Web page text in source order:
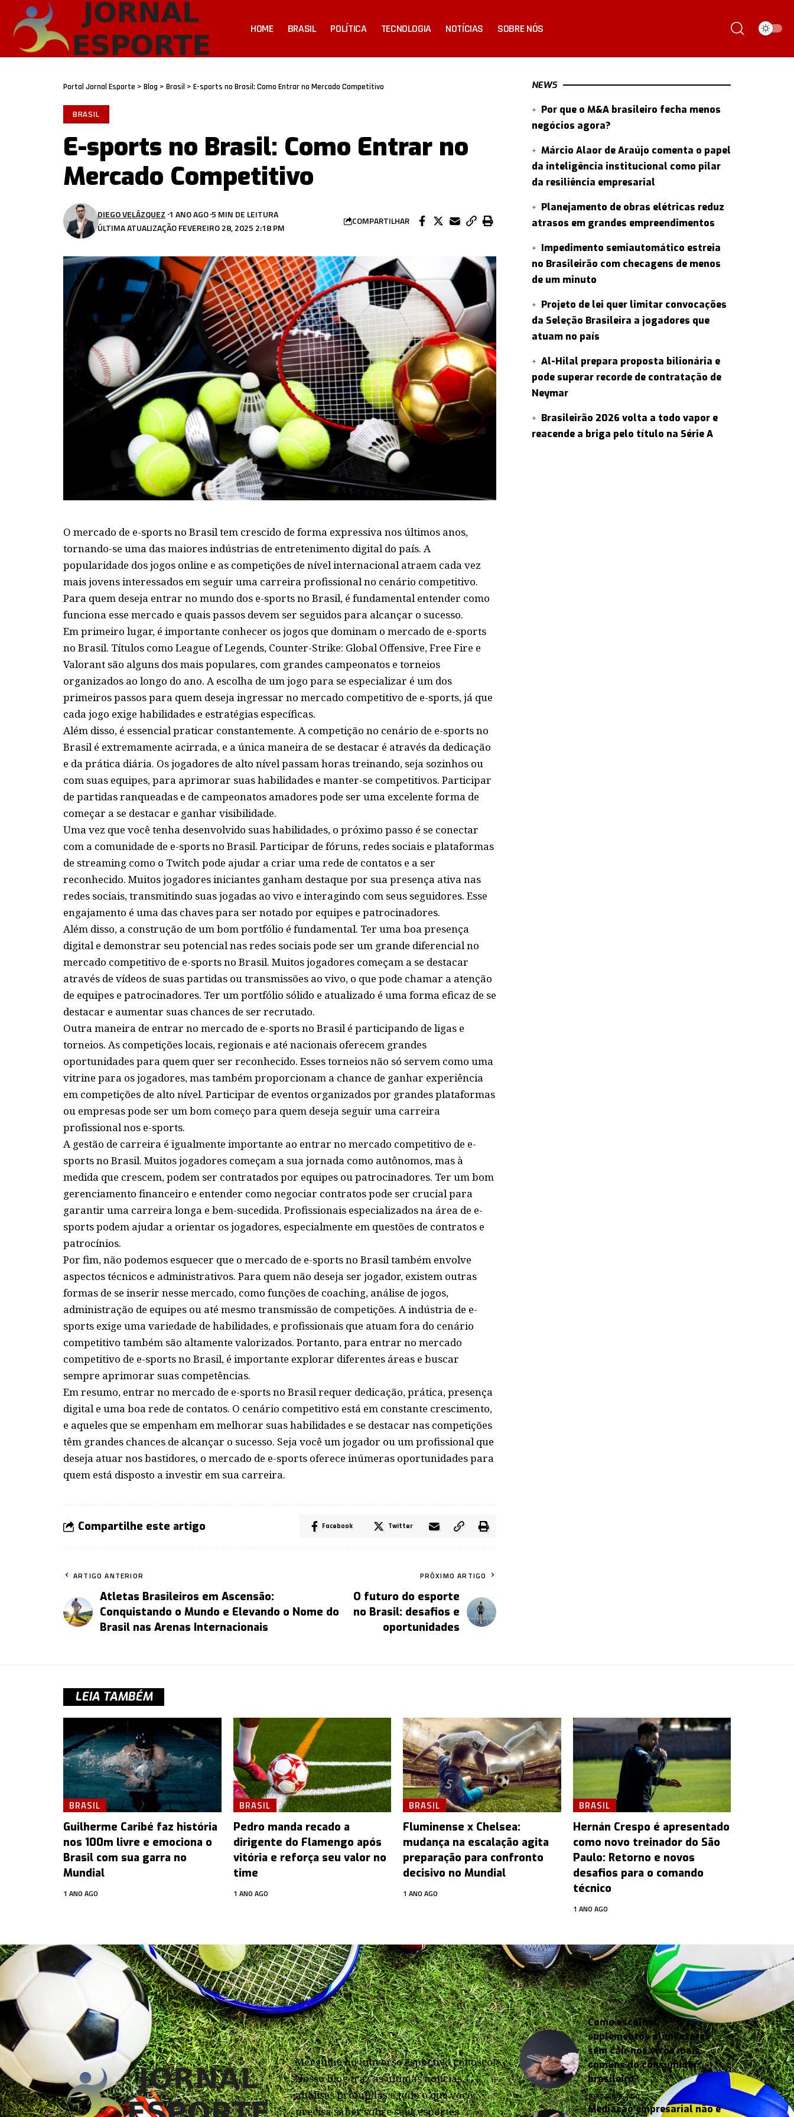
HOME BRASIL POLÍTICA TECNOLOGIA NOTÍCIAS SOBRE NÓS
Portal Jornal Esporte > Blog > Brasil > E-sports no Brasil: Como Entrar no Mercado Competitivo
BRASIL
E-sports no Brasil: Como Entrar no
Mercado Competitivo
ÚLTIMA ATUALIZAÇÃO FEVEREIRO 28, 2025 2:18 PM
DIEGO VELÁZQUEZ 1 ANO AGO 5 MIN DE LEITURA
COMPARTILHAR
O mercado de e-sports no Brasil tem crescido de forma expressiva nos últimos anos,
tornando-se uma das maiores indústrias de entretenimento digital do país. A
popularidade dos jogos online e as competições de nível internacional atraem cada vez
mais jovens interessados em seguir uma carreira profissional no cenário competitivo.
Para quem deseja entrar no mundo dos e-sports no Brasil, é fundamental entender como
funciona esse mercado e quais passos devem ser seguidos para alcançar o sucesso.
Em primeiro lugar, é importante conhecer os jogos que dominam o mercado de e-sports
no Brasil. Títulos como League of Legends, Counter-Strike: Global Offensive, Free Fire e
Valorant são alguns dos mais populares, com grandes campeonatos e torneios
organizados ao longo do ano. A escolha de um jogo para se especializar é um dos
primeiros passos para quem deseja ingressar no mercado competitivo de e-sports, já que
cada jogo exige habilidades e estratégias específicas.
Além disso, é essencial praticar constantemente. A competição no cenário de e-sports no
Brasil é extremamente acirrada, e a única maneira de se destacar é através da dedicação
e da prática diária. Os jogadores de alto nível passam horas treinando, seja sozinhos ou
com suas equipes, para aprimorar suas habilidades e manter-se competitivos. Participar
de partidas ranqueadas e de campeonatos amadores pode ser uma excelente forma de
começar a se destacar e ganhar visibilidade.
Uma vez que você tenha desenvolvido suas habilidades, o próximo passo é se conectar
com a comunidade de e-sports no Brasil. Participar de fóruns, redes sociais e plataformas
de streaming como o Twitch pode ajudar a criar uma rede de contatos e a ser
reconhecido. Muitos jogadores iniciantes ganham destaque por sua presença ativa nas
redes sociais, transmitindo suas jogadas ao vivo e interagindo com seus seguidores. Esse
engajamento é uma das chaves para ser notado por equipes e patrocinadores.
Além disso, a construção de um bom portfólio é fundamental. Ter uma boa presença
digital e demonstrar seu potencial nas redes sociais pode ser um grande diferencial no
mercado competitivo de e-sports no Brasil. Muitos jogadores começam a se destacar
através de vídeos de suas partidas ou transmissões ao vivo, o que pode chamar a atenção
de equipes e patrocinadores. Ter um portfólio sólido e atualizado é uma forma eficaz de se
destacar e aumentar suas chances de ser recrutado.
Outra maneira de entrar no mercado de e-sports no Brasil é participando de ligas e
torneios. As competições locais, regionais e até nacionais oferecem grandes
oportunidades para quem quer ser reconhecido. Esses torneios não só servem como uma
vitrine para os jogadores, mas também proporcionam a chance de ganhar experiência
em competições de alto nível. Participar de eventos organizados por grandes plataformas
ou empresas pode ser um bom começo para quem deseja seguir uma carreira
profissional nos e-sports.
A gestão de carreira é igualmente importante ao entrar no mercado competitivo de e-
sports no Brasil. Muitos jogadores começam a sua jornada como autônomos, mas à
medida que crescem, podem ser contratados por equipes ou patrocinadores. Ter um bom
gerenciamento financeiro e entender como negociar contratos pode ser crucial para
garantir uma carreira longa e bem-sucedida. Profissionais especializados na área de e-
sports podem ajudar a orientar os jogadores, especialmente em questões de contratos e
patrocínios.
Por fim, não podemos esquecer que o mercado de e-sports no Brasil também envolve
aspectos técnicos e administrativos. Para quem não deseja ser jogador, existem outras
formas de se inserir nesse mercado, como funções de coaching, análise de jogos,
administração de equipes ou até mesmo transmissão de competições. A indústria de e-
sports exige uma variedade de habilidades, e profissionais que atuam fora do cenário
competitivo também são altamente valorizados. Portanto, para entrar no mercado
competitivo de e-sports no Brasil, é importante explorar diferentes áreas e buscar
sempre aprimorar suas competências.
Em resumo, entrar no mercado de e-sports no Brasil requer dedicação, prática, presença
digital e uma boa rede de contatos. O cenário competitivo está em constante crescimento,
e aqueles que se empenham em melhorar suas habilidades e se destacar nas competições
têm grandes chances de alcançar o sucesso. Seja você um jogador ou um profissional que
deseja atuar nos bastidores, o mercado de e-sports oferece inúmeras oportunidades para
quem está disposto a investir em sua carreira.
Compartilhe este artigo Facebook Twitter
ARTIGO ANTERIOR
Atletas Brasileiros em Ascensão:
Conquistando o Mundo e Elevando o Nome do
Brasil nas Arenas Internacionais
PRÓXIMO ARTIGO
O futuro do esporte
no Brasil: desafios e
oportunidades
NEWS
Por que o M&A brasileiro fecha menos
negócios agora?
Márcio Alaor de Araújo comenta o papel
da inteligência institucional como pilar
da resiliência empresarial
Planejamento de obras elétricas reduz
atrasos em grandes empreendimentos
Impedimento semiautomático estreia
no Brasileirão com checagens de menos
de um minuto
Projeto de lei quer limitar convocações
da Seleção Brasileira a jogadores que
atuam no país
Al-Hilal prepara proposta bilionária e
pode superar recorde de contratação de
Neymar
Brasileirão 2026 volta a todo vapor e
reacende a briga pelo título na Série A
LEIA TAMBÉM
BRASIL
Guilherme Caribé faz história
nos 100m livre e emociona o
Brasil com sua garra no
Mundial
1 ANO AGO
BRASIL
Pedro manda recado a
dirigente do Flamengo após
vitória e reforça seu valor no
time
1 ANO AGO
BRASIL
Fluminense x Chelsea:
mudança na escalação agita
preparação para confronto
decisivo no Mundial
1 ANO AGO
BRASIL
Hernán Crespo é apresentado
como novo treinador do São
Paulo: Retorno e novos
desafios para o comando
técnico
1 ANO AGO
Mergulhe no universo esportivo conosco!
Nosso blog traz as últimas notícias,
análises profundas e tudo o que você
precisa saber sobre seus esportes
Como escolher
suplementos alimentares
sem cair nos erros mais
comuns do consumidor
brasileiro?
2 SEMANAS AGO
Mediação empresarial não é